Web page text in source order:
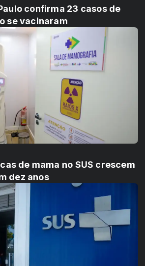
confirma 23 casos de
se vacinaram
de mama no SUS crescem
dez anos